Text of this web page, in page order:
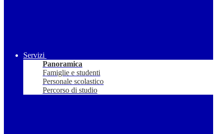
Servizi
Panoramica
Famiglie e studenti
Personale scolastico
Percorso di studio